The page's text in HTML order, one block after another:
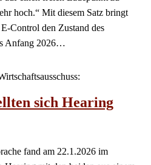
hoch.“ Mit diesem Satz bringt
Control den Zustand des
Anfang 2026…
sich Hearing
fand am 22.1.2026 im